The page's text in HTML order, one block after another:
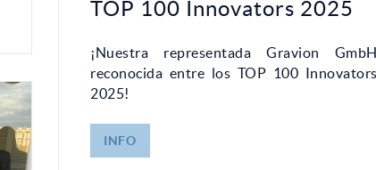
TOP 100 Innovators 2025
¡Nuestra representada Gravion
reconocida entre los TOP 100
2025!
INFO